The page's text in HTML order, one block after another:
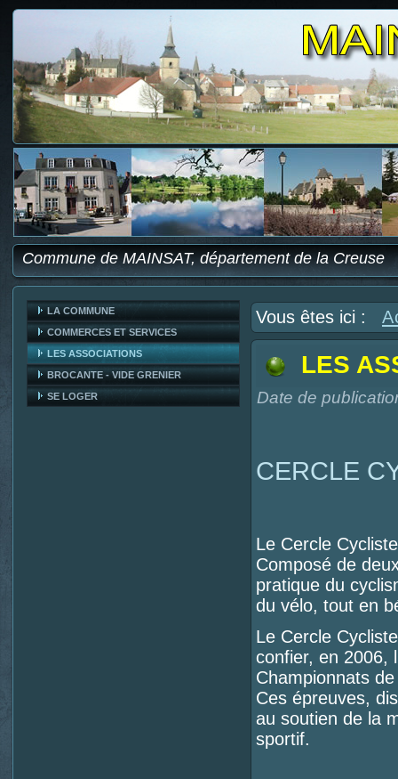
Commune de MAINSAT, département de la Creuse
LA COMMUNE
COMMERCES ET SERVICES
LES ASSOCIATIONS
BROCANTE - VIDE GRENIER
SE LOGER
Vous êtes ici :
LES
Date de
CERCLE
Le Cercle
Composé de
pratique du
du vélo, tout en
Le Cercle
confier, en 2006,
Championnats
Ces épreuves,
au soutien de la
sportif.